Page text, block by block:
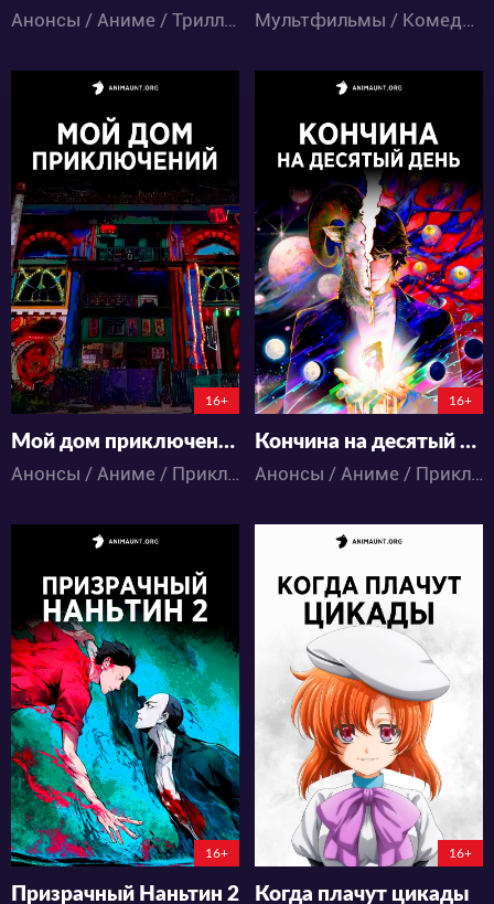
Анонсы / Аниме / Триллер / Ужасы Мультфильмы / Комедия / Приключения / Ужасы / Фантастика
312
4
64:7:50:59
16+
Мой дом приключений
Анонсы / Аниме / Приключения / Триллер / Ужасы / Экшен
390
4 0
115:5:36:59
16+
Кончина на десятый день
Анонсы / Аниме / Приключения / Психология / Ужасы / Экшен
350
5 0
58:4:40:59
16+
Призрачный Наньтин 2
348
6 0
119:7:27:59
16+
Когда плачут цикады